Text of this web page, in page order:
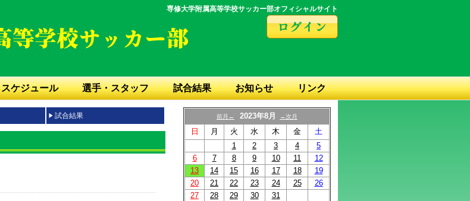
専修大学附属高等学校サッカー部オフィシャルサイト
スケジュール 選手・スタッフ 試合結果 お知らせ リンク
試合結果 前月← 2023年8月 →次月
日 月 火 水 木 金
土
1
2 3 4
5
6
7 8 9 10 11
12
13
14 15 16 17 18
19
20
21 22 23 24 25
26
27
28 29 30 31